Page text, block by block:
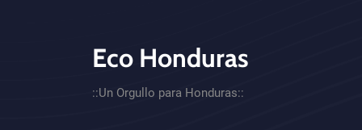
CTA - Footer
Eco Honduras
::Un Orgullo para Honduras::